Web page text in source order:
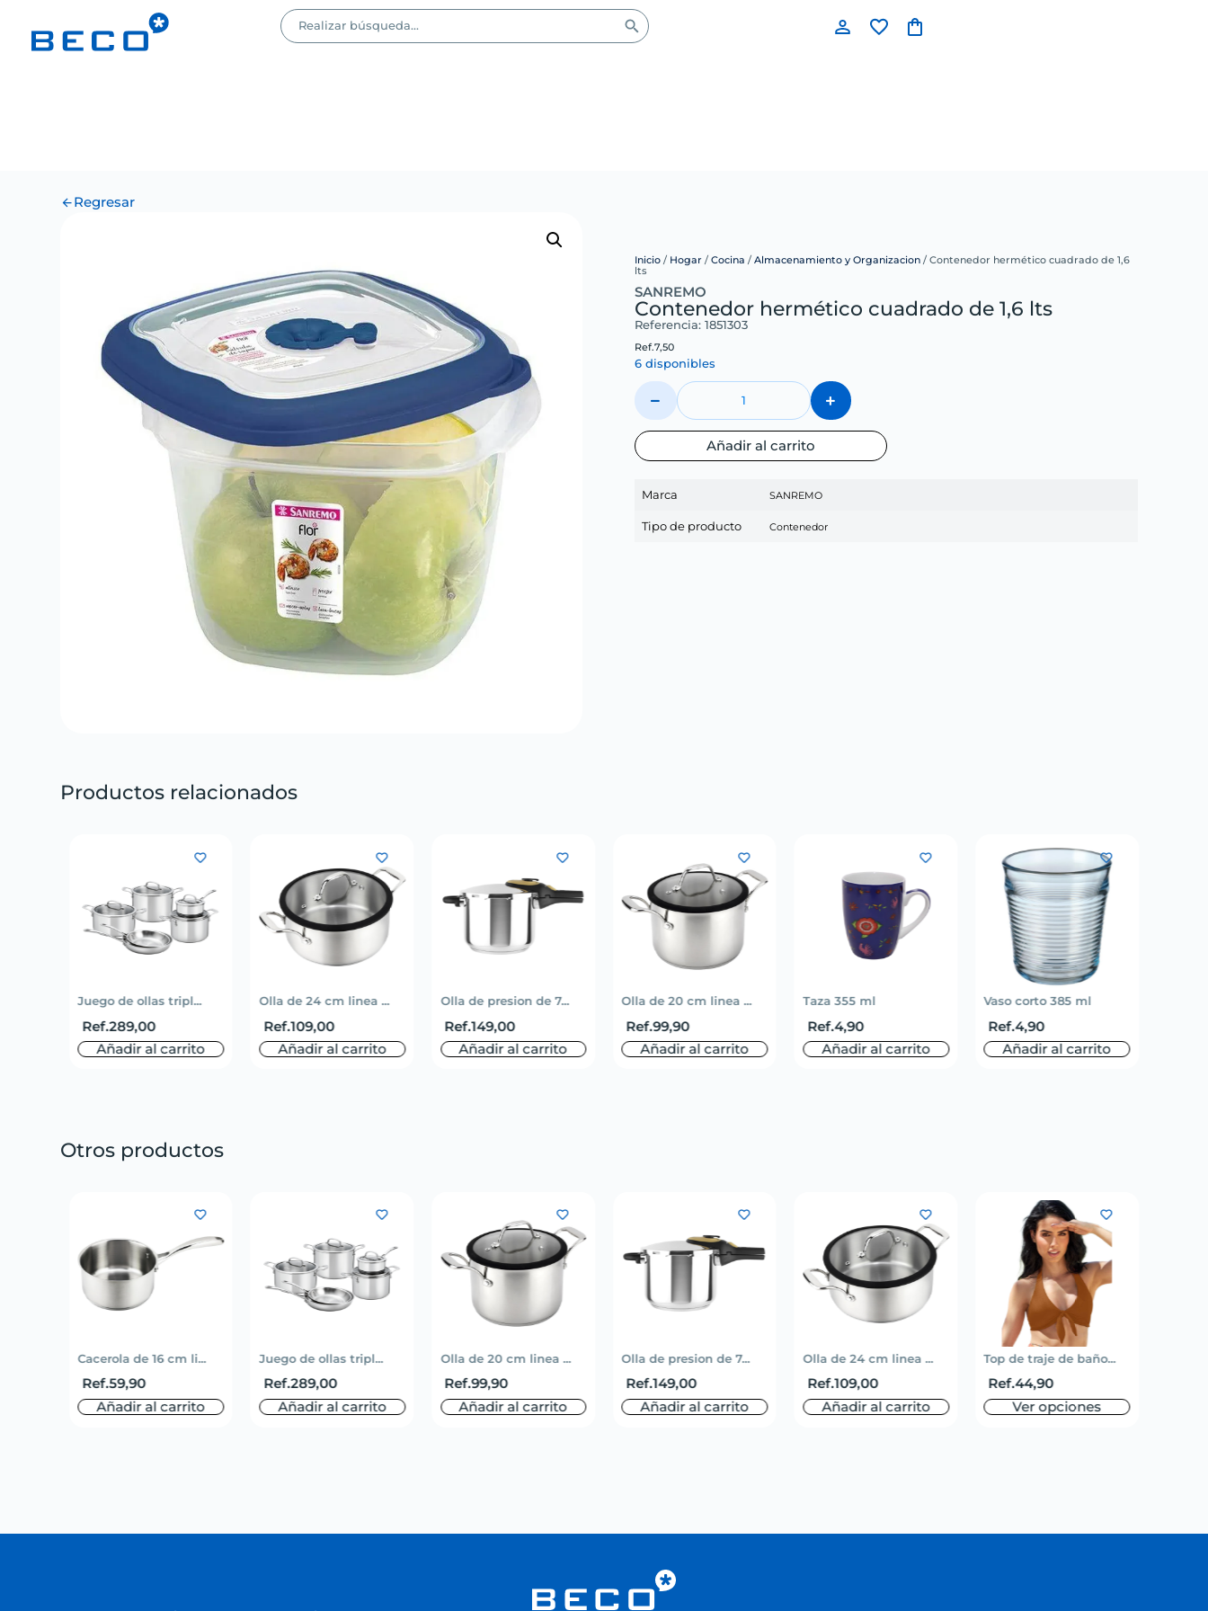
Regresar
Inicio / Hogar /Cocina /Almacenamiento y Organizacion / Contenedor hermético cuadrado de 1,6
lts
SANREMO
Contenedor hermético cuadrado de 1,6 lts
Referencia: 1851303
Ref.7,50
6 disponibles
Añadir al carrito
Marca SANREMO
Tipo de producto Contenedor
Productos relacionados
Juego de ollas tripl...
Ref.289,00
Añadir al carrito
Olla de 24 cm linea ...
Ref.109,00
Añadir al carrito
Olla de presion de 7...
Ref.149,00
Añadir al carrito
Olla de 20 cm linea ...
Ref.99,90
Añadir al carrito
Taza 355 ml
Ref.4,90
Añadir al carrito
Vaso corto 385 ml
Ref.4,90
Añadir al carrito
Otros productos
Cacerola de 16 cm li...
Ref.59,90
Añadir al carrito
Juego de ollas tripl...
Ref.289,00
Añadir al carrito
Olla de 20 cm linea ...
Ref.99,90
Añadir al carrito
Olla de presion de 7...
Ref.149,00
Añadir al carrito
Olla de 24 cm linea ...
Ref.109,00
Añadir al carrito
Top de traje de baño...
Ref.44,90
Ver opciones